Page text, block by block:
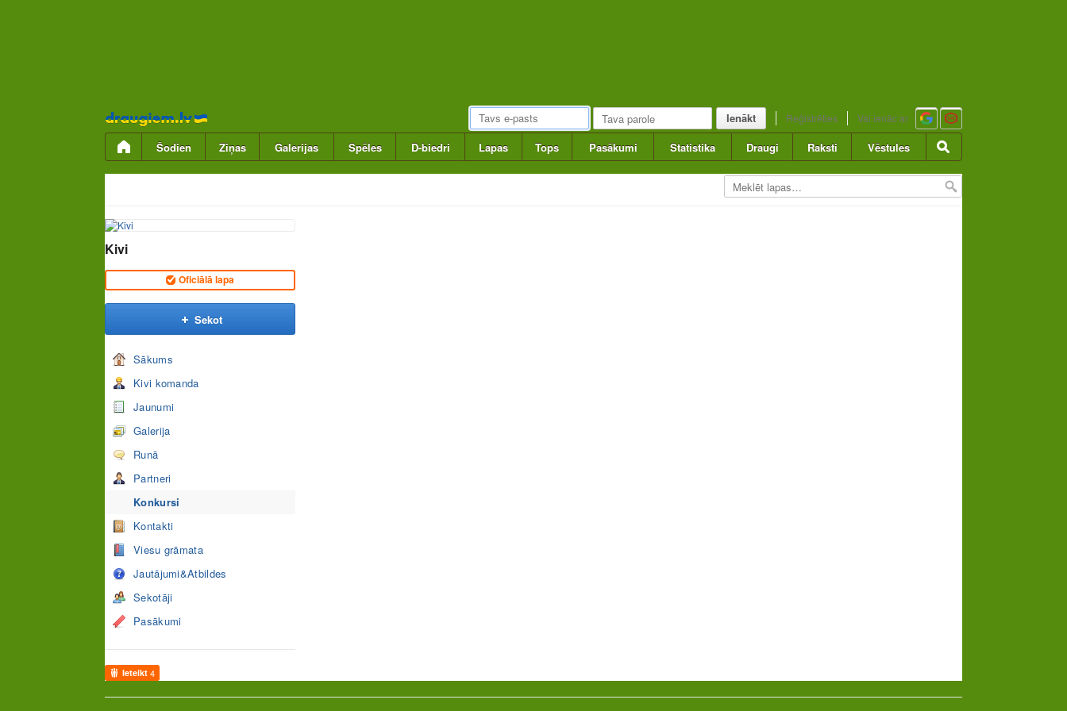
Pāriet
uz
saturu
Ienākt Reģistrēties Vai ienāc ar
Šodien Ziņas Galerijas Spēles D-biedri Lapas Tops Pasākumi Statistika Draugi Raksti Vēstules
Kivi
Oficiālā lapa
Sekot
Sākums
Kivi komanda
Jaunumi
Galerija
Runā
Partneri
Konkursi
Kontakti
Viesu grāmata
Jautājumi&Atbildes
Sekotāji
Pasākumi
Ieteikt 4